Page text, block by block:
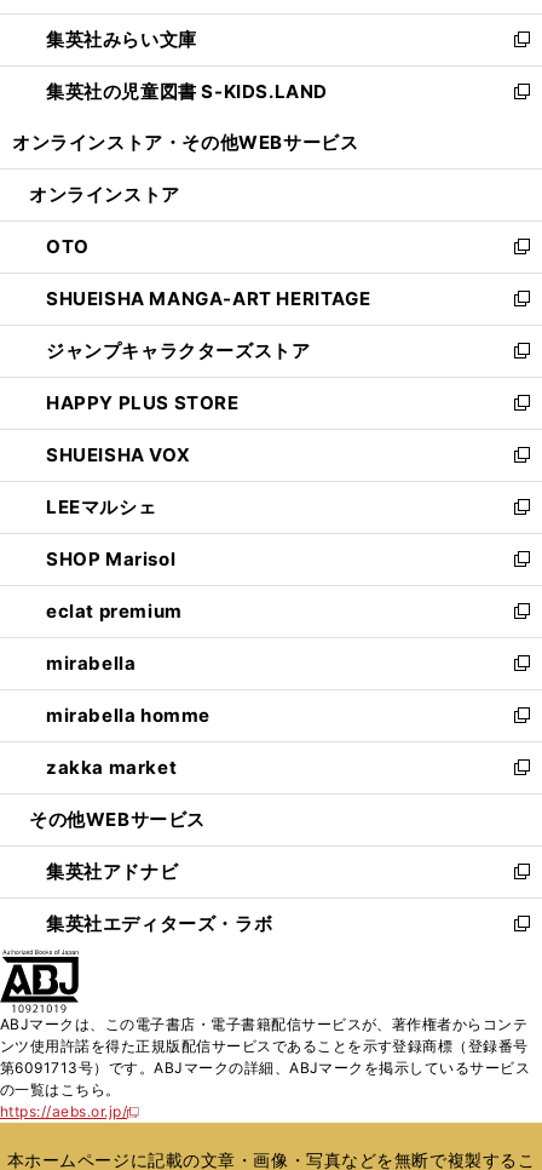
開
く
ウ
で
開
く
ン
ド
ウ
で
ウ
ィ
ン
ド
開
集英社みらい文庫
新
し
い
ン
ウ
で
開
く
集英社の児童図書 S-KIDS.LAND
新
ウ
ン
ド
ウ
で
開
く
オンラインストア・ その他WEBサービス
オンラインストア
OTO
新
し
い
ウ
ィ
ン
ド
ウ
で
開
く
SHUEISHA MANGA-ART HERITAGE
新
し
い
ウ
ィ
ン
ド
ウ
で
開
く
ジャンプキャラクターズストア
新
し
い
ウ
ィ
ン
ド
ウ
で
開
く
HAPPY PLUS STORE
新
し
い
ウ
ィ
ン
ド
ウ
で
開
く
SHUEISHA VOX
新
し
い
ウ
ィ
ン
ド
ウ
で
開
く
LEEマルシェ
新
し
い
ウ
ィ
ン
ド
ウ
で
開
く
SHOP Marisol
新
し
い
ウ
ィ
ン
ド
ウ
で
開
eclat premium
新
し
い
ウ
ィ
ン
ド
ウ
開
く
mirabella
新
し
い
ウ
ィ
ン
ウ
で
開
く
mirabella homme
新
し
い
ウ
ン
ド
ウ
で
zakka market
新
し
ウ
ィ
ン
ド
く
その他WEBサービス
集英社アドナビ
新
し
い
ド
ウ
で
集英社エディターズ・ラボ
新
ィ
ン
ド
開
ABJマークは、この電子書店・電子書籍配信サービスが、著作権者からコンテ
ンツ使用許諾を得た正規版配信サービスであることを示す登録商標（登録番号
第6091713号）です。ABJマークの詳細、ABJマークを掲示しているサービス
の一覧はこちら。
https://aebs.or.jp/
新
い
本ホームページに記載の文章・画像・写真などを無断で複製するこ